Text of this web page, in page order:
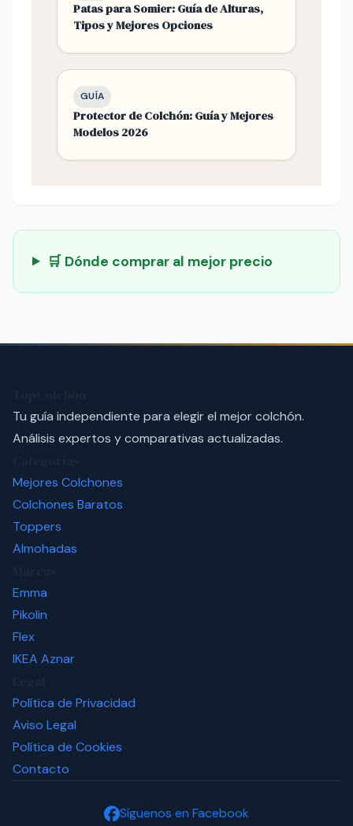
Patas para Somier: Guía de Alturas,
Tipos y Mejores Opciones
GUÍA
Protector de Colchón: Guía y Mejores
Modelos 2026
🛒 Dónde comprar al mejor precio
Tu guía independiente para elegir el mejor colchón.
Análisis expertos y comparativas actualizadas.
Mejores Colchones
Colchones Baratos
Toppers
Almohadas
Emma
Pikolin
Flex
IKEA Aznar
Política de Privacidad
Aviso Legal
Política de Cookies
Contacto
Síguenos en Facebook